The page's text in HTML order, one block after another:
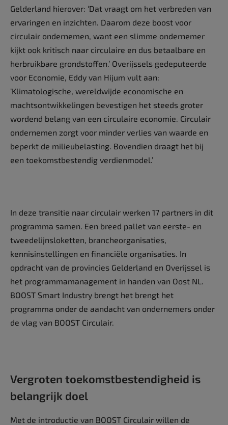
Gelderland hierover: ‘Dat vraagt om het verbreden van
ervaringen en inzichten. Daarom deze boost voor
circulair ondernemen, want een slimme ondernemer
kijkt ook kritisch naar circulaire en dus betaalbare en
herbruikbare grondstoffen.’ Overijssels gedeputeerde
voor Economie, Eddy van Hijum vult aan:
‘Klimatologische, wereldwijde economische en
machtsontwikkelingen bevestigen het steeds groter
wordend belang van een circulaire economie. Circulair
ondernemen zorgt voor minder verlies van waarde en
beperkt de milieubelasting. Bovendien draagt het bij
een toekomstbestendig verdienmodel.’
In deze transitie naar circulair werken 17 partners in dit
programma samen. Een breed pallet van eerste- en
tweedelijnsloketten, brancheorganisaties,
kennisinstellingen en financiële organisaties. In
opdracht van de provincies Gelderland en Overijssel is
het programmamanagement in handen van Oost NL.
BOOST Smart Industry brengt het brengt het
programma onder de aandacht van ondernemers onder
de vlag van BOOST Circulair.
Vergroten toekomstbestendigheid is
belangrijk doel
Met de introductie van BOOST Circulair willen de